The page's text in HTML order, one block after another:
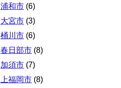
浦和市 (6)
大宮市 (3)
桶川市 (6)
春日部市 (8)
加須市 (7)
上福岡市 (8)